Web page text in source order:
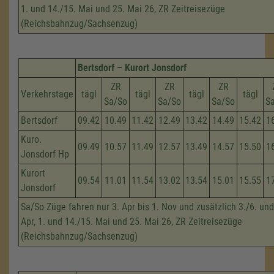
1. und 14./15. Mai und 25. Mai 26, ZR Zeitreisezüge
(Reichsbahnzug/Sachsenzug)
Bertsdorf – Kurort Jonsdorf
Verkehrstage tägl
ZR
Sa/So
tägl
ZR
Sa/So
tägl
ZR
Sa/So
tägl
Bertsdorf
09.42 10.49 11.42 12.49 13.42 14.49 15.42
Kuro.
Jonsdorf Hp
09.49 10.57 11.49 12.57 13.49 14.57 15.50
Kurort
Jonsdorf
09.54 11.01 11.54 13.02 13.54 15.01 15.55
Sa/So Züge fahren nur 3. Apr bis 1. Nov und zusätzlich 3./6.
Apr, 1. und 14./15. Mai und 25. Mai 26, ZR Zeitreisezüge
(Reichsbahnzug/Sachsenzug)